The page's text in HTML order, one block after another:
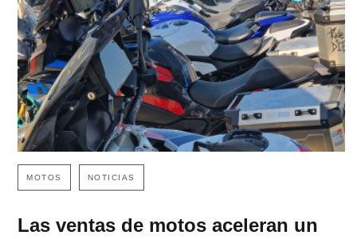
MOTOS NOTICIAS
Las ventas de motos aceleran un